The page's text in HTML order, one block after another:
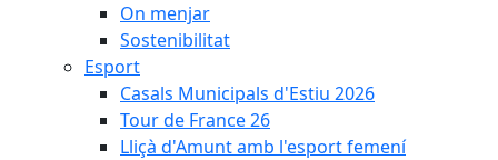
On menjar
Sostenibilitat
Esport
Casals Municipals d'Estiu 2026
Tour de France 26
Lliçà d'Amunt amb l'esport femení